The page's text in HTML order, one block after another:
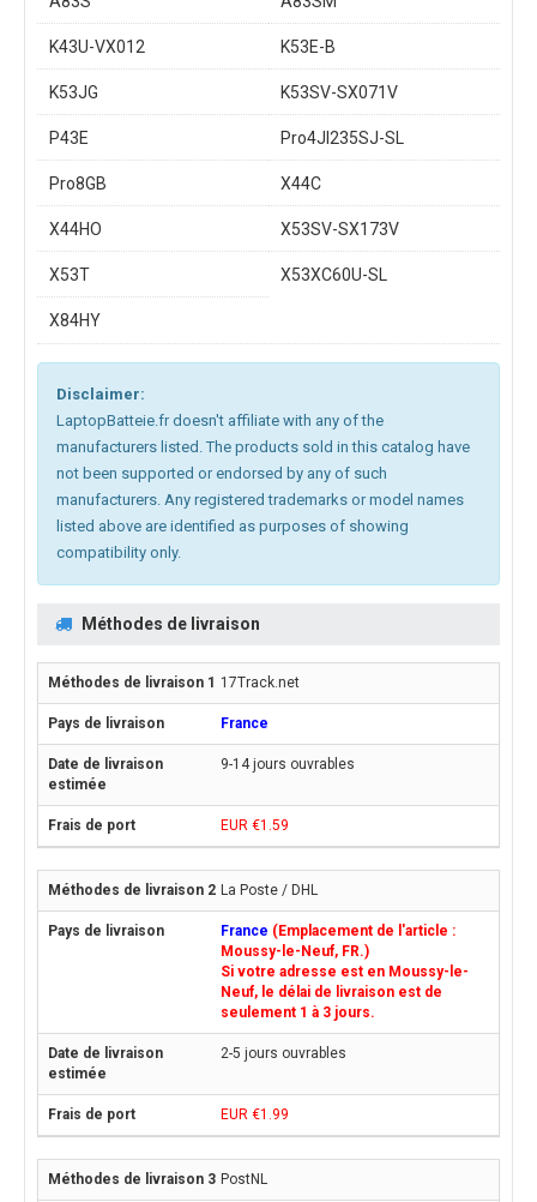
K43U-VX012 K53E-B
K53JG K53SV-SX071V
P43E Pro4JI235SJ-SL
Pro8GB X44C
X44HO X53SV-SX173V
X53T X53XC60U-SL
X84HY
Disclaimer:
LaptopBatteie.fr doesn't affiliate with any of the
manufacturers listed. The products sold in this catalog have
not been supported or endorsed by any of such
manufacturers. Any registered trademarks or model names
listed above are identified as purposes of showing
compatibility only.
Méthodes de livraison
17Track.net
France
9-14 jours ouvrables
EUR €1.59
La Poste / DHL
France (Emplacement de l'article :
Moussy-le-Neuf, FR.)
Si votre adresse est en Moussy-le-
Neuf, le délai de livraison est de
seulement 1 à 3 jours.
2-5 jours ouvrables
EUR €1.99
PostNL